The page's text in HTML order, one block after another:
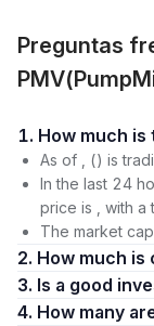
Preguntas
As of , () is
In the last 24
price is , with a
The market
2. How much
3. Is a good
4.